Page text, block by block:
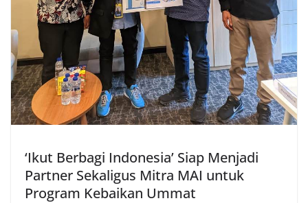
‘Ikut Berbagi Indonesia’ Siap Menjadi
Partner Sekaligus Mitra MAI untuk
Program Kebaikan Ummat